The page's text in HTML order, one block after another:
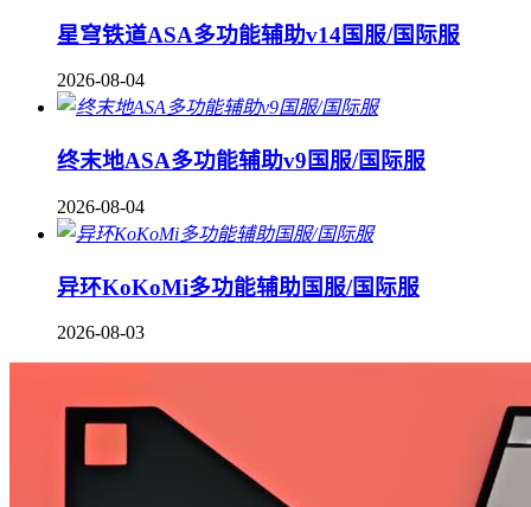
星穹铁道ASA多功能辅助v14国服/国际服
2026-08-04
终末地ASA多功能辅助v9国服/国际服
2026-08-04
异环KoKoMi多功能辅助国服/国际服
2026-08-03